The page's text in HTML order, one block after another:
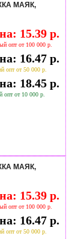
МАЯК,
15.39 р.
опт от 100 000 р.
16.47 р.
опт от 50 000 р.
18.45 р.
опт от 10 000 р.
МАЯК,
15.39 р.
опт от 100 000 р.
16.47 р.
опт от 50 000 р.